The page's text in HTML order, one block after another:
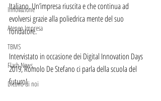
Innovazione
Ateneo Impresa
TBMS
Flash News
Dicono di noi
Italiano. Un’impresa riuscita e che continua ad
evolversi grazie alla poliedrica mente del suo
fondatore.
Intervistato in occasione dei Digital Innovation Days
2019, Romolo De Stefano ci parla della scuola del
futuro!